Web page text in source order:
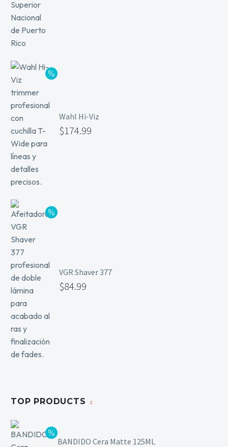
Wahl Hi-Viz
$174.99
VGR Shaver 377
$84.99
TOP PRODUCTS
BANDIDO Cera Matte 125ML